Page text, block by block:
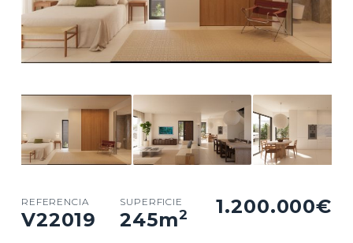
1.200.000€
REFERENCIA
V22019
SUPERFICIE
245m2